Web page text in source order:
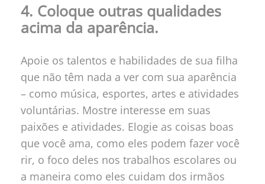
4. Coloque outras qualidades
acima da aparência.
Apoie os talentos e habilidades de sua filha
que não têm nada a ver com sua aparência
– como música, esportes, artes e atividades
voluntárias. Mostre interesse em suas
paixões e atividades. Elogie as coisas boas
que você ama, como eles podem fazer você
rir, o foco deles nos trabalhos escolares ou
a maneira como eles cuidam dos irmãos